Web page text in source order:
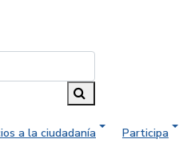
a la ciudadanía Participa